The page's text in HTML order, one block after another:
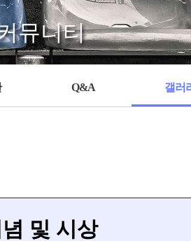
Q&A 갤러
뮤니티
및 시상